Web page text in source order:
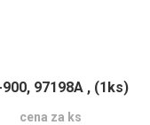
900, 97198A , (1ks)
cena za ks